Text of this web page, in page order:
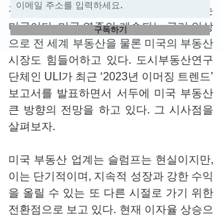
전 세계 금리 인상을 주도하고 있는 국가는
미국이다. 미국 연준의 계속되는 금리 인상
으로 전 세계 부동산을 물론 미국의 부동산
시장도 힘들어하고 있다. 도시부동산연구
단체인 ULI가 최근 ‘2023년 이머징 트렌드’
보고서를 발표하면서 서두에 미국 부동산
큰 방향의 전망을 하고 있다. 그 시사점을
살펴보자.
미국 부동산 업계는 슬럼프는 현실이지만,
이는 단기적이며, 지속적 성장과 강한 수익
을 올릴 수 있는 또 다른 시절로 가기 위한
전환점으로 보고 있다. 현재 이자율 상승으
구독하기